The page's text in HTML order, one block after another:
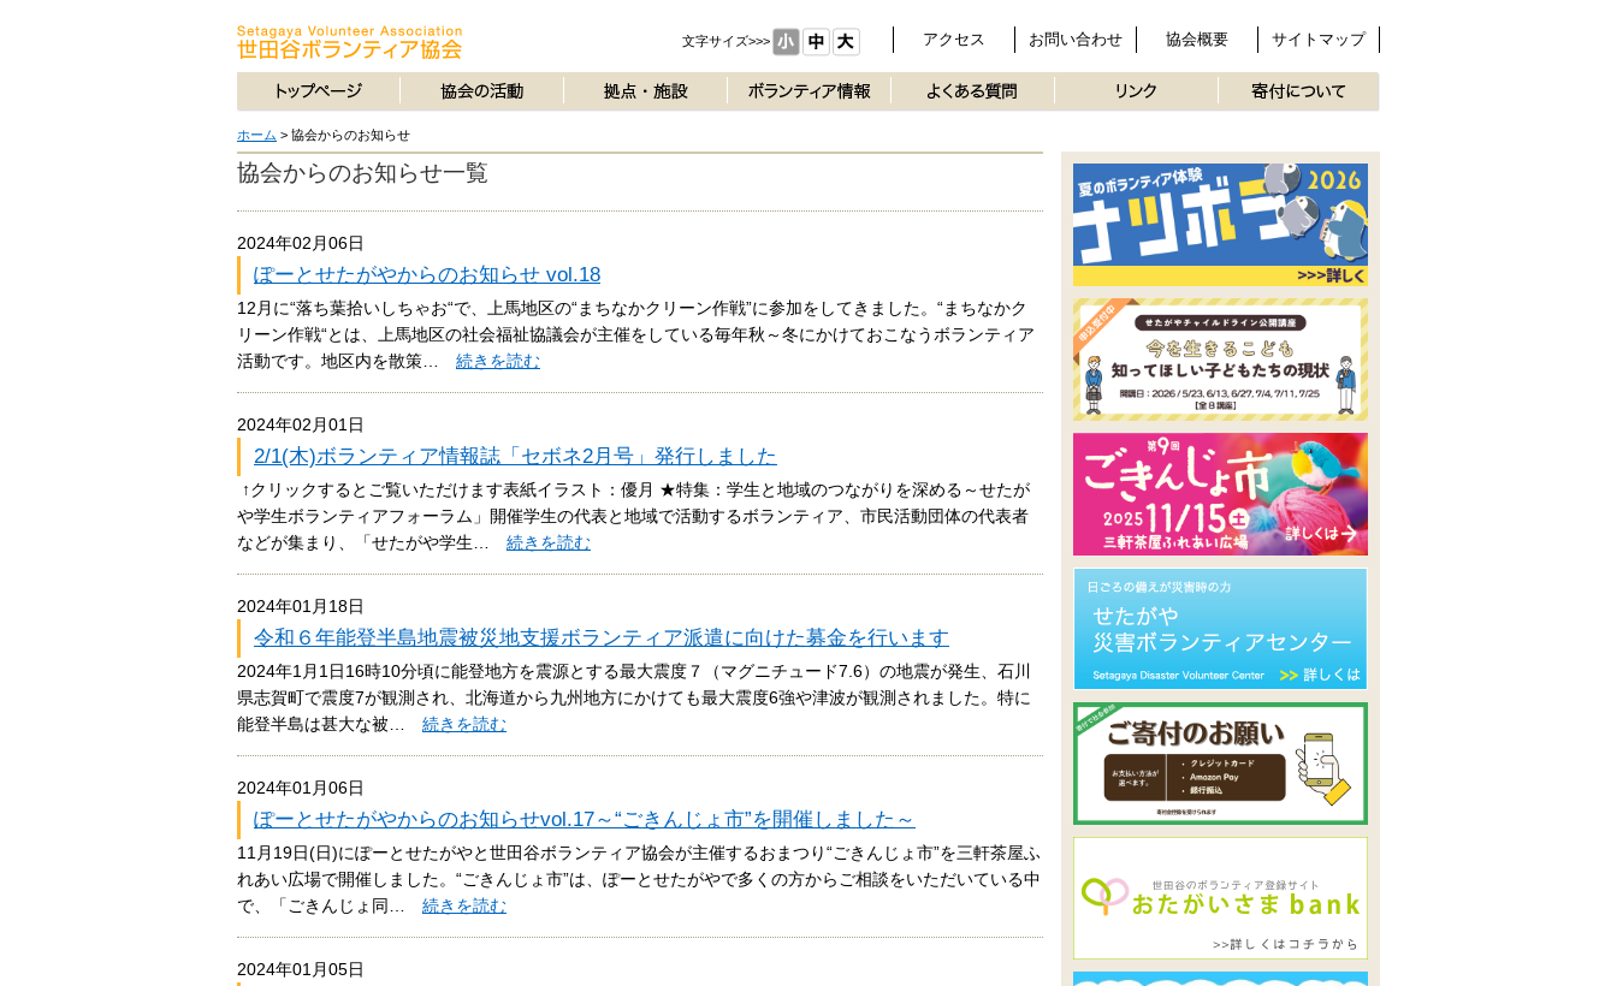
サイトマップ
協会概要
お問い合わせ
アクセス
文字サイズ>>>
ホーム > 協会からのお知らせ
協会からのお知らせ一覧
2024年02月06日
ぽーとせたがやからのお知らせ vol.18
12月に“落ち葉拾いしちゃお“で、上馬地区の“まちなかクリーン作戦”に参加をしてきました。“まちなかク
リーン作戦“とは、上馬地区の社会福祉協議会が主催をしている毎年秋～冬にかけておこなうボランティア
活動です。地区内を散策… 続きを読む
2024年02月01日
2/1(木)ボランティア情報誌「セボネ2月号」発行しました
↑クリックするとご覧いただけます表紙イラスト：優月 ★特集：学生と地域のつながりを深める～せたが
や学生ボランティアフォーラム」開催学生の代表と地域で活動するボランティア、市民活動団体の代表者
などが集まり、「せたがや学生… 続きを読む
2024年01月18日
令和６年能登半島地震被災地支援ボランティア派遣に向けた募金を行います
2024年1月1日16時10分頃に能登地方を震源とする最大震度７（マグニチュード7.6）の地震が発生、石川
県志賀町で震度7が観測され、北海道から九州地方にかけても最大震度6強や津波が観測されました。特に
能登半島は甚大な被… 続きを読む
2024年01月06日
ぽーとせたがやからのお知らせvol.17～“ごきんじょ市”を開催しました～
11月19日(日)にぽーとせたがやと世田谷ボランティア協会が主催するおまつり“ごきんじょ市”を三軒茶屋ふ
れあい広場で開催しました。“ごきんじょ市”は、ぽーとせたがやで多くの方からご相談をいただいている中
で、「ごきんじょ同… 続きを読む
2024年01月05日